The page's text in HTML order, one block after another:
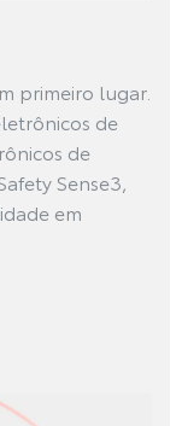
primeiro lugar.
de
de
Sense3,
em